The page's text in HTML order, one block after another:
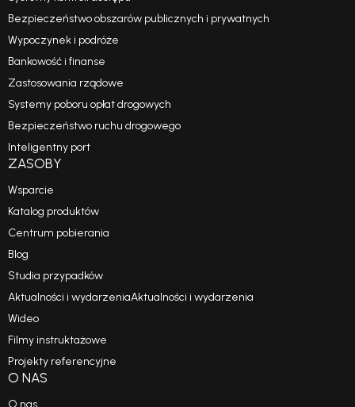
Bezpieczeństwo obszarów publicznych i prywatnych
Wypoczynek i podróże
Bankowość i finanse
Zastosowania rządowe
Systemy poboru opłat drogowych
Bezpieczeństwo ruchu drogowego
Inteligentny port
ZASOBY
Wsparcie
Katalog produktów
Centrum pobierania
Blog
Studia przypadków
Aktualności i wydarzeniaAktualności i wydarzenia
Wideo
Filmy instruktażowe
Projekty referencyjne
O NAS